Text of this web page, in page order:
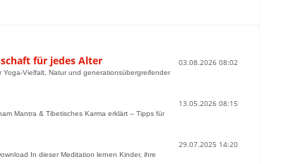
für jedes Alter 03.08.2026 08:02
Vielfalt, Natur und generationsübergreifender
13.05.2026 08:15
Mantra & Tibetisches Karma erklärt – Tipps für
29.07.2025 14:20
In dieser Meditation lernen Kinder, ihre